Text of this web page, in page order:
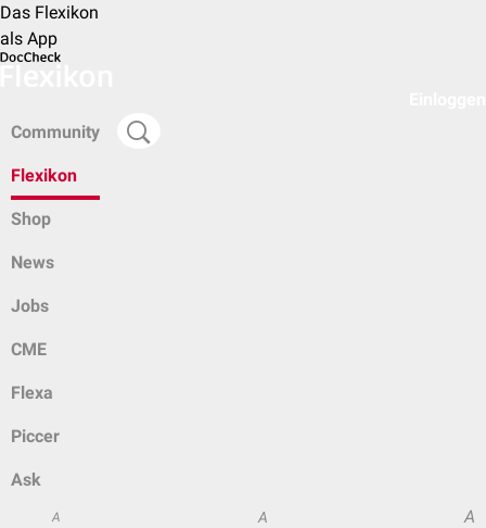
Das Flexikon
als App
Community
Flexikon
Shop
News
Jobs
CME
Flexa
Piccer
Ask
A A A